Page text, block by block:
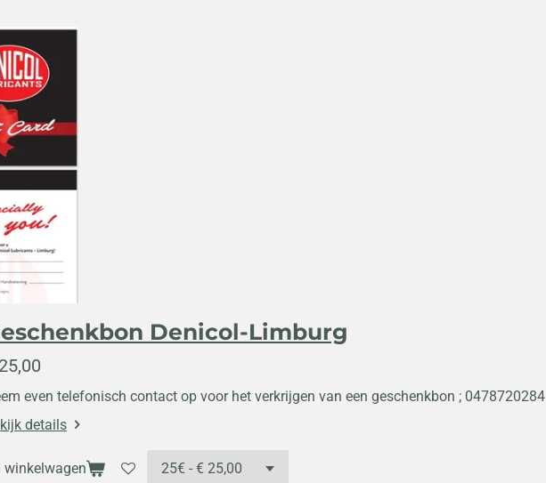
Denicol-Limburg
even telefonisch contact op voor het verkrijgen van een geschenkbon ; 0478720284
details
winkelwagen